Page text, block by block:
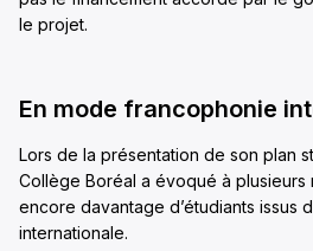
le projet.
En mode francophonie
Lors de la présentation de son plan
Collège Boréal a évoqué à
encore davantage d’étudiants issus
internationale.